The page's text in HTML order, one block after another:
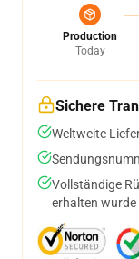
Production
Today
Sichere
Weltweite
Vollständige
erhalten wurde